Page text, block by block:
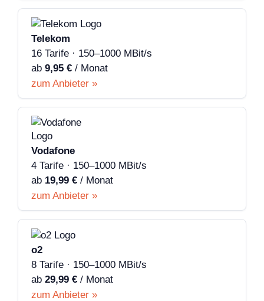
Telekom
16 Tarife · 150–1000 MBit/s
ab 9,95 € / Monat
zum Anbieter »
Vodafone
4 Tarife · 150–1000 MBit/s
ab 19,99 € / Monat
zum Anbieter »
o2
8 Tarife · 150–1000 MBit/s
ab 29,99 € / Monat
zum Anbieter »